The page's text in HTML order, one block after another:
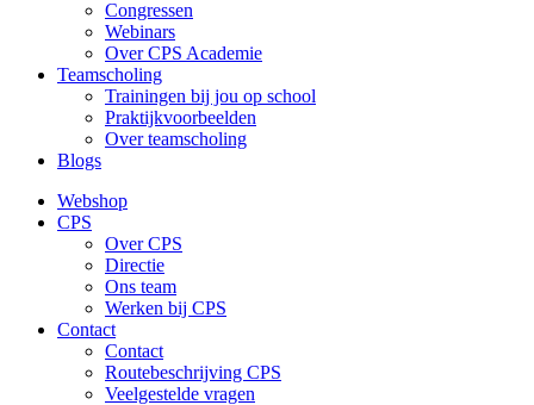
Congressen
Webinars
Over CPS Academie
Teamscholing
Trainingen bij jou op school
Praktijkvoorbeelden
Over teamscholing
Blogs
Webshop
CPS
Over CPS
Directie
Ons team
Werken bij CPS
Contact
Contact
Routebeschrijving CPS
Veelgestelde vragen